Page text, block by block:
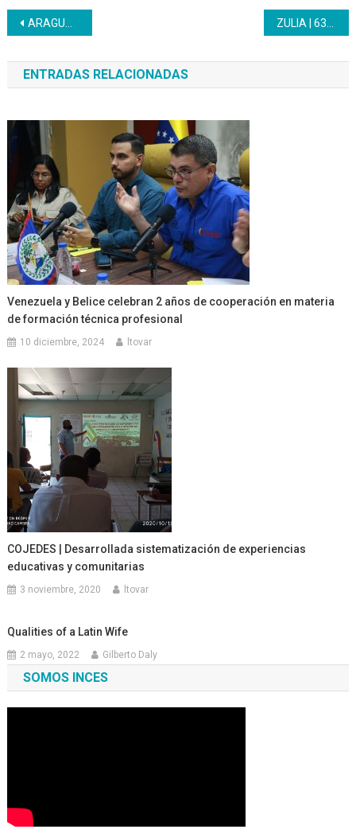
Navegación
de
entradas
ARAGUA | Equipo de trabajo acompañó marcha trabajadora
ENTRADAS RELACIONADAS
Venezuela y Belice celebran 2 años de cooperación en materia
de formación técnica profesional
10 diciembre, 2024 ltovar
COJEDES | Desarrollada sistematización de experiencias
educativas y comunitarias
3 noviembre, 2020 ltovar
Qualities of a Latin Wife
2 mayo, 2022 Gilberto Daly
SOMOS INCES